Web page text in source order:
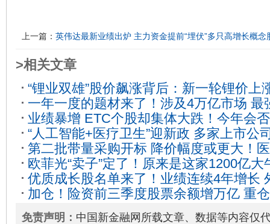
上一篇： 英伟达最新业绩出炉 主力资金提前“埋伏”多只高增长概念
>相关文章
“锂业双雄”股价飙涨背后：新一轮锂价上
2020-01-16
一年一度的题材来了！涉及4万亿市场 最
股全解析 2020-01-15
业绩暴增 ETC个股却集体大跌！今年会
企业这样回复 2020-01-14
“人工智能+医疗卫生”迎新政 多家上市公
05
第二批带量采购开标 降价幅度或更大！
产品出局 股价闪崩 2020-01-17
欧菲光“卖子”定了！原来是这家1200亿
了？2021-02-08
优质成长股名单来了！业绩连续4年增长
16
加仓！险资前三季度股票余额增万亿 重
11-17
免责声明： 中国新金融网所载文章、数据等内容仅